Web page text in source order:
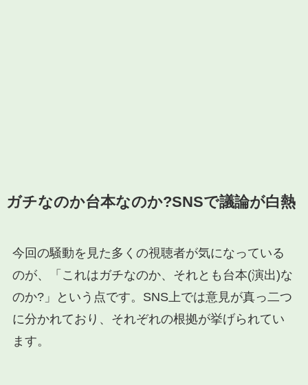
ガチなのか台本なのか?SNSで議論が白熱
今回の騒動を見た多くの視聴者が気になっている
のが、「これはガチなのか、それとも台本(演出)な
のか?」という点です。SNS上では意見が真っ二つ
に分かれており、それぞれの根拠が挙げられてい
ます。